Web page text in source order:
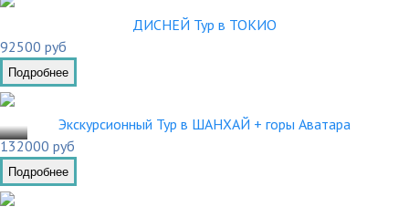
ДИСНЕЙ Тур в ТОКИО
92500 руб
Подробнее
Экскурсионный Тур в ШАНХАЙ + горы Аватара
132000 руб
Подробнее